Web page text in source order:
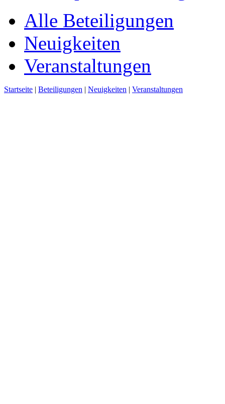
Alle Beteiligungen
Neuigkeiten
Veranstaltungen
Startseite | Beteiligungen | Neuigkeiten | Veranstaltungen